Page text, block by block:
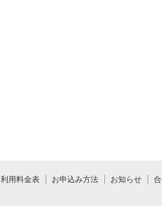
利用料金表 お申込み方法 お知らせ